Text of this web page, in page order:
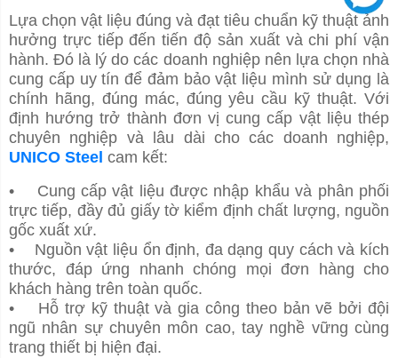
Lựa chọn vật liệu đúng và đạt tiêu chuẩn kỹ thuật ảnh
hưởng trực tiếp đến tiến độ sản xuất và chi phí vận
hành. Đó là lý do các doanh nghiệp nên lựa chọn nhà
cung cấp uy tín để đảm bảo vật liệu mình sử dụng là
chính hãng, đúng mác, đúng yêu cầu kỹ thuật. Với
định hướng trở thành đơn vị cung cấp vật liệu thép
chuyên nghiệp và lâu dài cho các doanh nghiệp,
UNICO Steel cam kết:
• Cung cấp vật liệu được nhập khẩu và phân phối
trực tiếp, đầy đủ giấy tờ kiểm định chất lượng, nguồn
gốc xuất xứ.
• Nguồn vật liệu ổn định, đa dạng quy cách và kích
thước, đáp ứng nhanh chóng mọi đơn hàng cho
khách hàng trên toàn quốc.
• Hỗ trợ kỹ thuật và gia công theo bản vẽ bởi đội
ngũ nhân sự chuyên môn cao, tay nghề vững cùng
trang thiết bị hiện đại.